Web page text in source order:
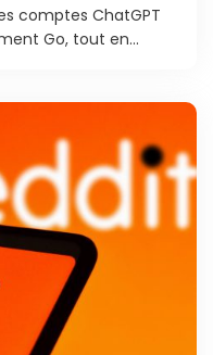
comptes ChatGPT
Go, tout en...